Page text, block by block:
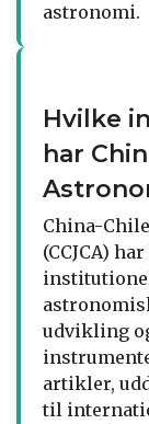
astronomi.
Hvilke
har
China-
(CCJCA)
udvikling
artikler,
til